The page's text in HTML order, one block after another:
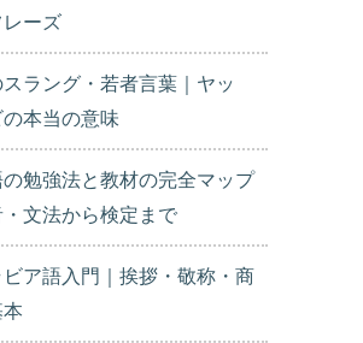
ーズ
ラング・若者言葉｜ヤッ
本当の意味
の勉強法と教材の完全マップ
・文法から検定まで
ビア語入門｜挨拶・敬称・商